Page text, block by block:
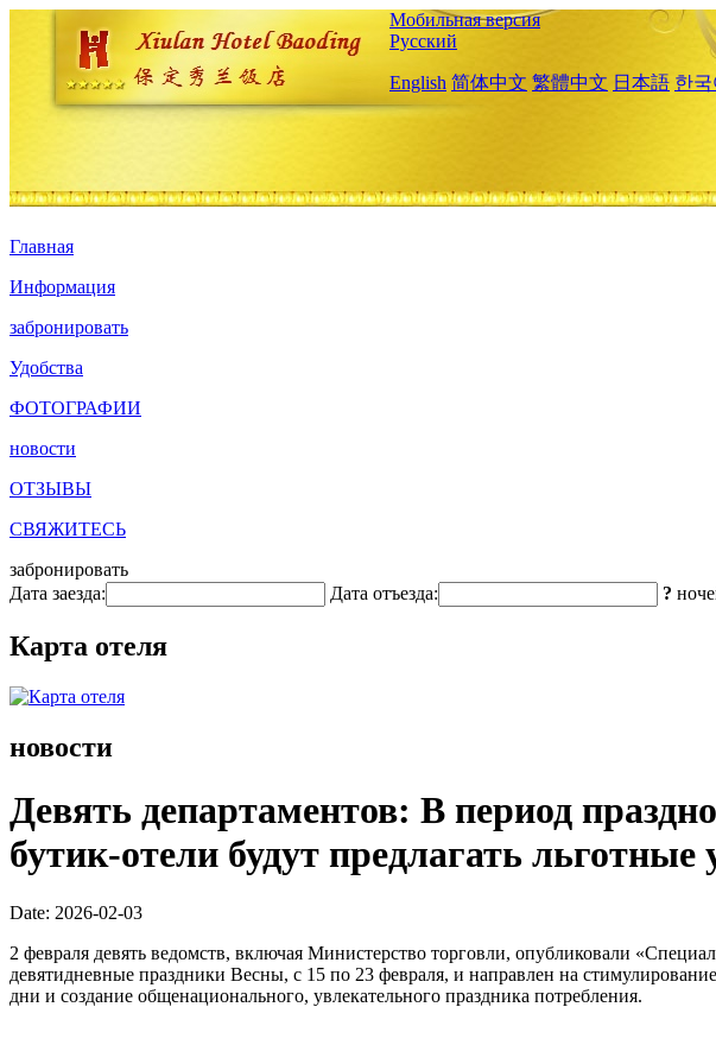
Мобильная версия
Русский
English 简体中文 繁體中文 日本語 한국
Главная
Информация
забронировать
Удобства
ФОТОГРАФИИ
новости
ОТЗЫВЫ
СВЯЖИТЕСЬ
забронировать
Дата заезда:
Дата отъезда: ?
Карта отеля
новости
Девять департаментов: В период
бутик-отели будут предлагать льготные
Date: 2026-02-03
2 февраля девять ведомств, включая Министерство торговли, опубликовали
девятидневные праздники Весны, с 15 по 23 февраля, и направлен на
дни и создание общенационального, увлекательного праздника потребления.